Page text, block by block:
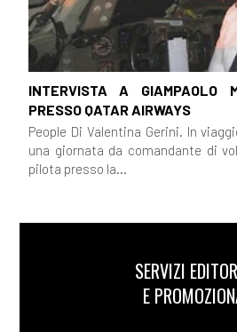
INTERVISTA A GIAMPAOLO
PRESSO QATAR AIRWAYS
People Di Valentina Gerini. In
una giornata da comandante di
pilota presso la...
SERVIZI
E